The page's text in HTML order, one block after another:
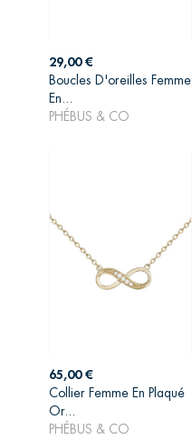
Prix
29,00 €
Boucles D'oreilles Femme
En...
PHÉBUS & CO
AJOUTER AU
Prix
65,00 €
Collier Femme En Plaqué
Or...
PHÉBUS & CO
AJOUTER AU